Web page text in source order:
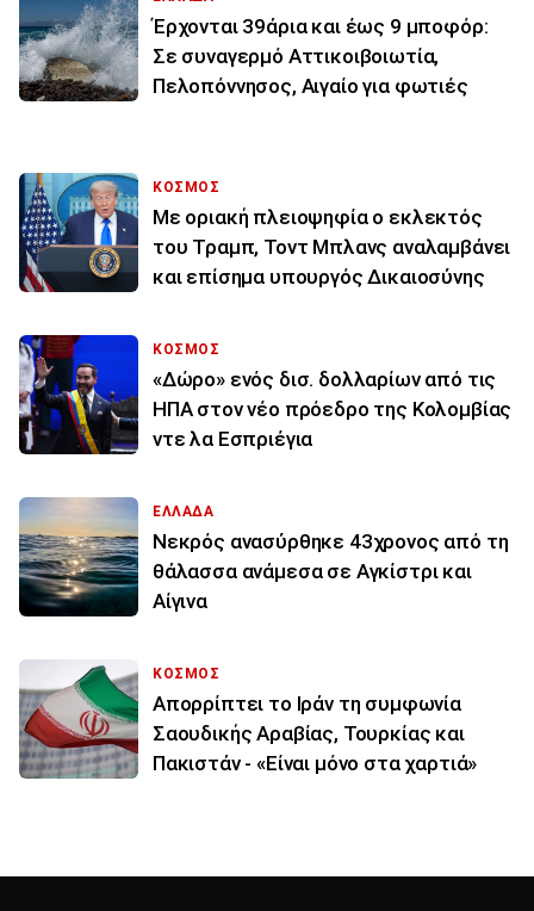
Έρχονται 39άρια και έως 9 μποφόρ:
Σε συναγερμό Αττικοιβοιωτία,
Πελοπόννησος, Αιγαίο για φωτιές
ΚΟΣΜΟΣ
Με οριακή πλειοψηφία ο εκλεκτός
του Τραμπ, Τοντ Μπλανς αναλαμβάνει
και επίσημα υπουργός Δικαιοσύνης
ΚΟΣΜΟΣ
«Δώρο» ενός δισ. δολλαρίων από τις
ΗΠΑ στον νέο πρόεδρο της Κολομβίας
ντε λα Εσπριέγια
ΕΛΛΑΔΑ
Νεκρός ανασύρθηκε 43χρονος από τη
θάλασσα ανάμεσα σε Αγκίστρι και
Αίγινα
ΚΟΣΜΟΣ
Απορρίπτει το Ιράν τη συμφωνία
Σαουδικής Αραβίας, Τουρκίας και
Πακιστάν - «Είναι μόνο στα χαρτιά»